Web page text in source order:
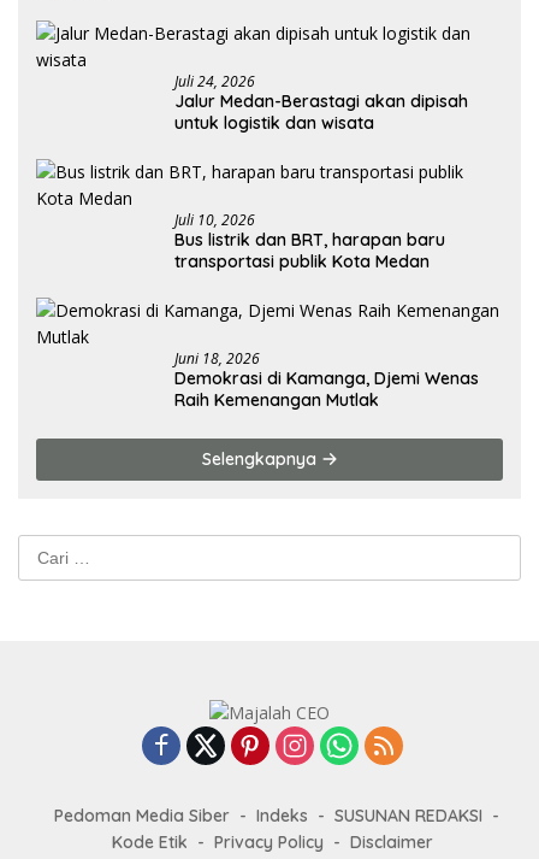
Juli 24, 2026
Jalur Medan-Berastagi akan dipisah
untuk logistik dan wisata
Juli 10, 2026
Bus listrik dan BRT, harapan baru
transportasi publik Kota Medan
Juni 18, 2026
Demokrasi di Kamanga, Djemi Wenas
Raih Kemenangan Mutlak
Selengkapnya
Cari
untuk:
Pedoman Media Siber Indeks
SUSUNAN REDAKSI
Kode Etik
Privacy Policy Disclaimer